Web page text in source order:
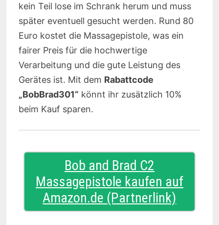
kein Teil lose im Schrank herum und muss
später eventuell gesucht werden. Rund 80
Euro kostet die Massagepistole, was ein
fairer Preis für die hochwertige
Verarbeitung und die gute Leistung des
Gerätes ist. Mit dem Rabattcode
„BobBrad301“ könnt ihr zusätzlich 10%
beim Kauf sparen.
Bob and Brad C2
Massagepistole kaufen